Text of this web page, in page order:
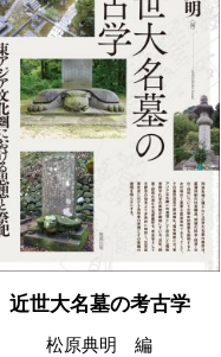
近世大名墓の考古学
松原典明 編